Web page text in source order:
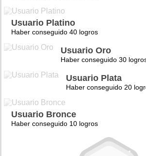
Usuario Platino
Haber conseguido 40 logros
Usuario Oro
Haber conseguido 30
Usuario Plata
Haber conseguido 20
Usuario Bronce
Haber conseguido 10 logros